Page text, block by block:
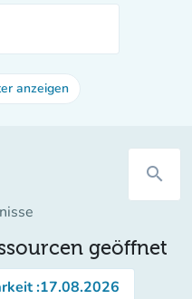
anzeigen
search
geöffnet
:17.08.2026